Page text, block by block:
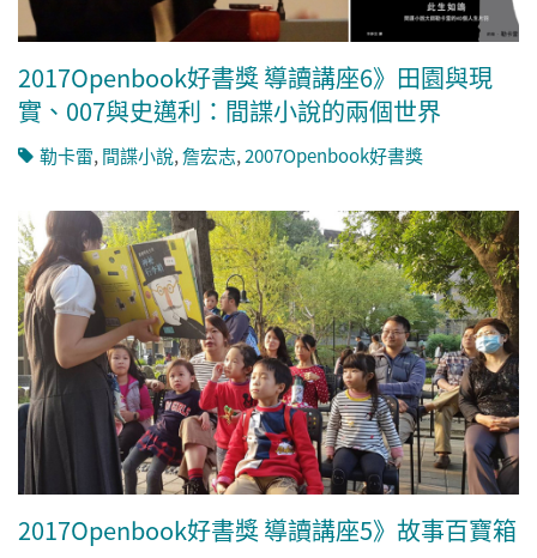
2017Openbook好書獎 導讀講座6》田園與現
實、007與史邁利：間諜小說的兩個世界
勒卡雷,間諜小說,詹宏志,2007Openbook好書獎
2017Openbook好書獎 導讀講座5》故事百寶箱